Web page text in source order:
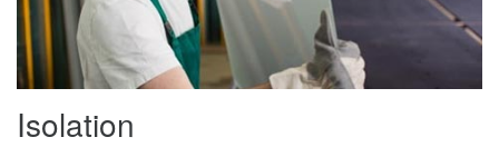
Isolation